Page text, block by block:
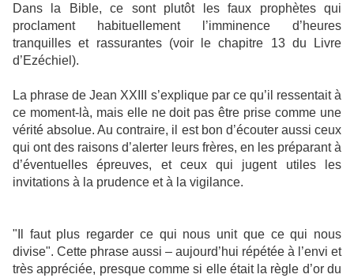
Dans la Bible, ce sont plutôt les faux prophètes qui
proclament habituellement l’imminence d’heures
tranquilles et rassurantes (voir le chapitre 13 du Livre
d’Ezéchiel).
La phrase de Jean XXIII s’explique par ce qu’il ressentait à
ce moment-là, mais elle ne doit pas être prise comme une
vérité absolue. Au contraire, il est bon d’écouter aussi ceux
qui ont des raisons d’alerter leurs frères, en les préparant à
d’éventuelles épreuves, et ceux qui jugent utiles les
invitations à la prudence et à la vigilance.
"Il faut plus regarder ce qui nous unit que ce qui nous
divise". Cette phrase aussi – aujourd’hui répétée à l’envi et
très appréciée, presque comme si elle était la règle d’or du